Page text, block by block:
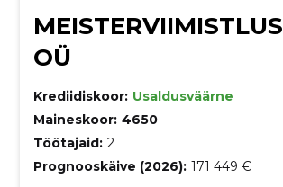
MEISTERVIIMISTLUS
OÜ
Krediidiskoor: Usaldusväärne
Maineskoor: 4650
Töötajaid: 2
Prognooskäive (2026): 171 449 €